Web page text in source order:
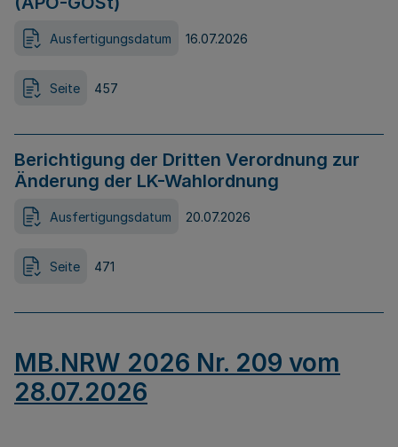
Ausfertigungsdatum 16.07.2026
Seite 457
Berichtigung der Dritten Verordnung zur
Änderung der LK-Wahlordnung
Ausfertigungsdatum 20.07.2026
Seite 471
MB.NRW 2026 Nr. 209 vom
28.07.2026